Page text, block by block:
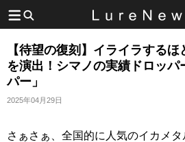
【待望の復刻】イライラする
を演出！シマノの実績ドロッパ
パー」
2025年04月29日
さぁさぁ、全国的に人気のイカメ